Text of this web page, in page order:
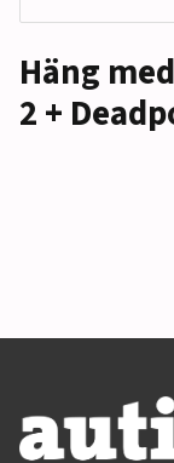
Häng
2 +